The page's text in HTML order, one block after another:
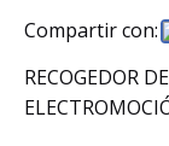
Compartir con:
RECOGEDOR